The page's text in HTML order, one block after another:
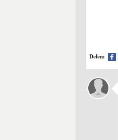
Delen: